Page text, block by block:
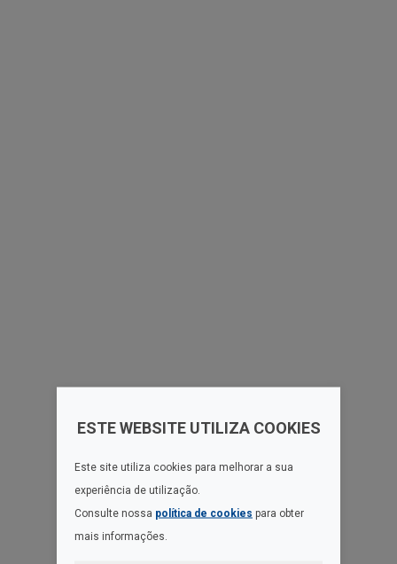
ESTE WEBSITE UTILIZA COOKIES
Este site utiliza cookies para melhorar a sua
experiência de utilização.
Consulte nossa política de cookies para obter
mais informações.